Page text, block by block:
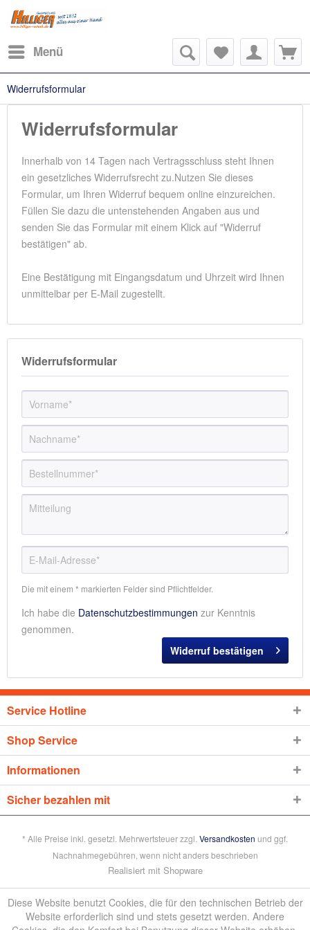
Menü
Widerrufsformular
Widerrufsformular
Innerhalb von 14 Tagen nach Vertragsschluss steht Ihnen
ein gesetzliches Widerrufsrecht zu.Nutzen Sie dieses
Formular, um Ihren Widerruf bequem online einzureichen.
Füllen Sie dazu die untenstehenden Angaben aus und
senden Sie das Formular mit einem Klick auf "Widerruf
bestätigen" ab.
Eine Bestätigung mit Eingangsdatum und Uhrzeit wird Ihnen
unmittelbar per E-Mail zugestellt.
Widerrufsformular
Die mit einem * markierten Felder sind Pflichtfelder.
Ich habe die Datenschutzbestimmungen zur Kenntnis
genommen.
Widerruf bestätigen
Service Hotline
Shop Service
Informationen
Sicher bezahlen mit
* Alle Preise inkl. gesetzl. Mehrwertsteuer zzgl. Versandkosten und ggf.
Nachnahmegebühren, wenn nicht anders beschrieben
Realisiert mit Shopware
Diese Website benutzt Cookies, die für den technischen Betrieb der
Website erforderlich sind und stets gesetzt werden. Andere